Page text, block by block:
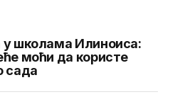
у школама Илиноиса:
моћи да користе
сада